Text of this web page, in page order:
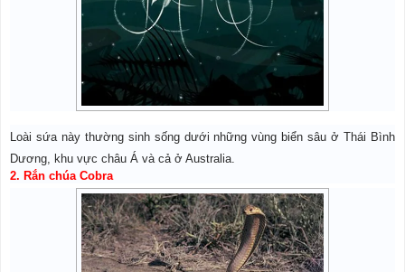
Loài sứa này thường sinh sống dưới những vùng biển sâu ở Thái Bình
Dương, khu vực châu Á và cả ở Australia.
2. Rắn chúa Cobra